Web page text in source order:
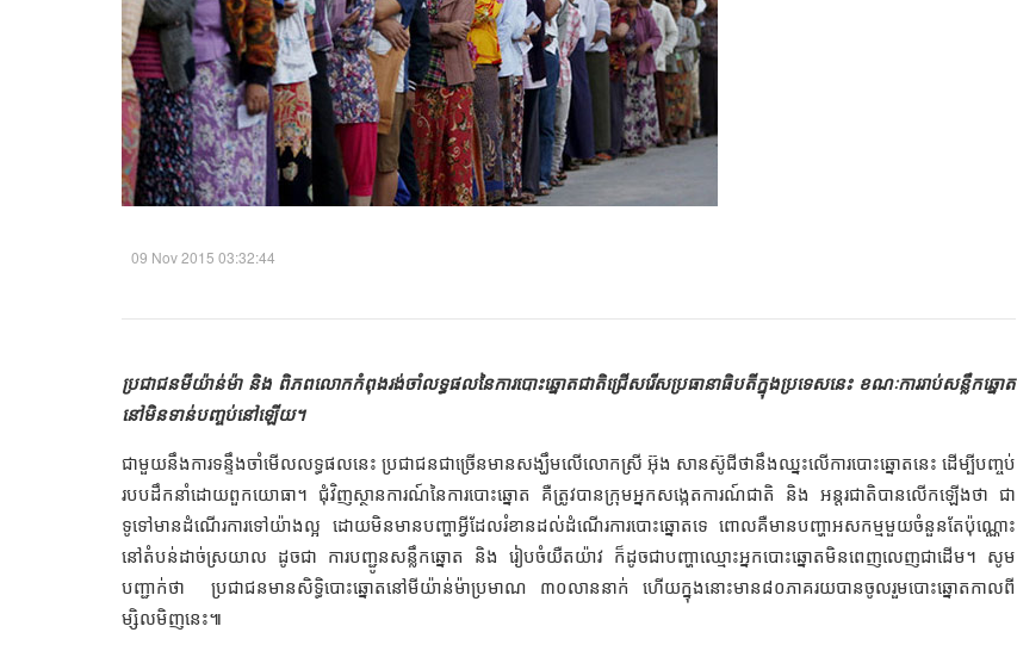
09 Nov 2015 03:32:44
ប្រជាជន​មីយ៉ាន់ម៉ា និង ពិភពលោក​កំពុង​រង់ចាំ​លទ្ធផល​នៃ​ការ​បោះឆ្នោត​ជាតិ​​​ជ្រើសរើស​ប្រធានាធិបតី​​​ក្នុង​ប្រទេស​នេះ​ ​ខណៈ​ការ​រាប់​សន្លឹកឆ្នោត​
នៅ​​មិន​ទាន់​បញ្ចប់​នៅ​ឡើយ​។ ​
ជាមួយ​នឹង​ការ​ទន្ទឹង​ចាំ​មើល​លទ្ធផល​នេះ​​ ​ប្រជាជន​ជាច្រើន​មាន​សង្ឃឹម​លើ​លោក​ស្រី​ អ៊ុង សានស៊ូជី​​​ថា​នឹង​ឈ្នះ​លើ​ការ​បោះឆ្នោត​នេះ ​ដើម្បី​បញ្ចប់​
របប​ដឹកនាំ​ដោយ​ពួក​យោធា​។ ​ជុំវិញ​ស្ថានការណ៍​នៃ​ការបោះឆ្នោត​​ គឺត្រូវ​បាន​ក្រុម​អ្នក​សង្កេតការណ៍​ជាតិ​ និង អន្តរជាតិ​បាន​លើក​ឡើង​ថា ​​​ជា
ទូទៅ​មាន​ដំណើរ​ការ​ទៅ​យ៉ាង​ល្អ​ ដោយ​មិន​មាន​បញ្ហា​អ្វី​​ដែល​រំខាន​ដល់​ដំណើរការ​បោះឆ្នោត​ទេ​ ​​ពោល​គឺ​មាន​បញ្ហា​អសកម្ម​មួយ​ចំនួន​តែ​​ប៉ុណ្ណោះ​
នៅ​តំបន់​ដាច់ស្រយាល​ ដូចជា​ ការ​បញ្ជូន​សន្លឹកឆ្នោត​ និង រៀបចំ​យឺតយ៉ាវ​ ​ក៏ដូចជា​​​បញ្ហា​ឈ្មោះ​អ្នក​បោះឆ្នោត​មិន​ពេញលេញ​ជាដើម​។​ ​​សូម​
បញ្ជាក់​ថា ​ ​​​ប្រជាជន​មាន​សិទ្ធិ​បោះឆ្នោតនៅមីយ៉ាន់ម៉ា​ប្រមាណ ៣០​លាន​នាក់​ ​​ហើយ​ក្នុង​​នោះមាន​៨០​ភាគរយ​បាន​ចូល​រួម​បោះឆ្នោត​កាល​ពី​
ម្សិលមិញ​នេះ​៕